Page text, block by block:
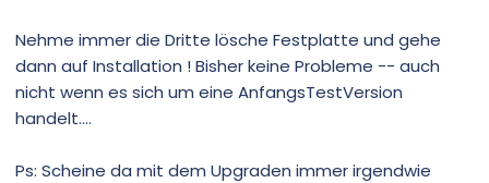
Nehme immer die Dritte lösche Festplatte und gehe
dann auf Installation ! Bisher keine Probleme -- auch
nicht wenn es sich um eine AnfangsTestVersion
handelt....
Ps: Scheine da mit dem Upgraden immer irgendwie